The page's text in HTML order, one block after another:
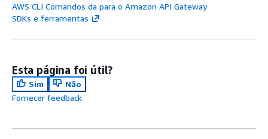
AWS CLI Comandos da para o Amazon API Gateway
SDKs e ferramentas
Esta página foi útil?
Sim
Não
Fornecer feedback